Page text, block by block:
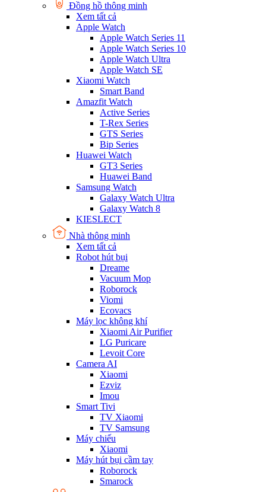
Đồng hồ thông minh
Xem tất cả
Apple Watch
Apple Watch Series 11
Apple Watch Series 10
Apple Watch Ultra
Apple Watch SE
Xiaomi Watch
Smart Band
Amazfit Watch
Active Series
T-Rex Series
GTS Series
Bip Series
Huawei Watch
GT3 Series
Huawei Band
Samsung Watch
Galaxy Watch Ultra
Galaxy Watch 8
KIESLECT
Nhà thông minh
Xem tất cả
Robot hút bụi
Dreame
Vacuum Mop
Roborock
Viomi
Ecovacs
Máy lọc không khí
Xiaomi Air Purifier
LG Puricare
Levoit Core
Camera AI
Xiaomi
Ezviz
Imou
Smart Tivi
TV Xiaomi
TV Samsung
Máy chiếu
Xiaomi
Máy hút bụi cầm tay
Roborock
Smarock